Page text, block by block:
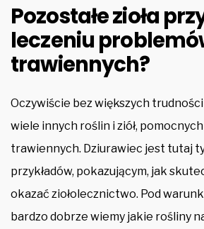
Pozostałe zioła
leczeniu
trawiennych?
Oczywiście bez większych
wiele innych roślin i ziół,
trawiennych. Dziurawiec jest tutaj
przykładów, pokazującym, jak
okazać ziołolecznictwo. Pod
bardzo dobrze wiemy jakie rośliny